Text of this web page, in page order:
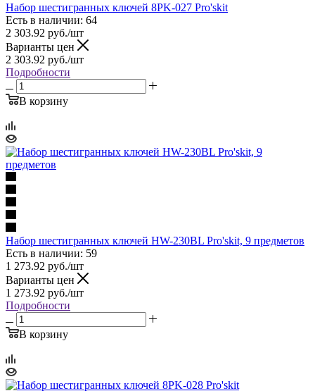
Набор шестигранных ключей 8PK-027 Pro'skit
Есть в наличии: 64
2 303.92 руб./шт
Варианты цен
2 303.92 руб./шт
Подробности
В корзину
Набор шестигранных ключей HW-230BL Pro'skit, 9 предметов
Есть в наличии: 59
1 273.92 руб./шт
Варианты цен
1 273.92 руб./шт
Подробности
В корзину